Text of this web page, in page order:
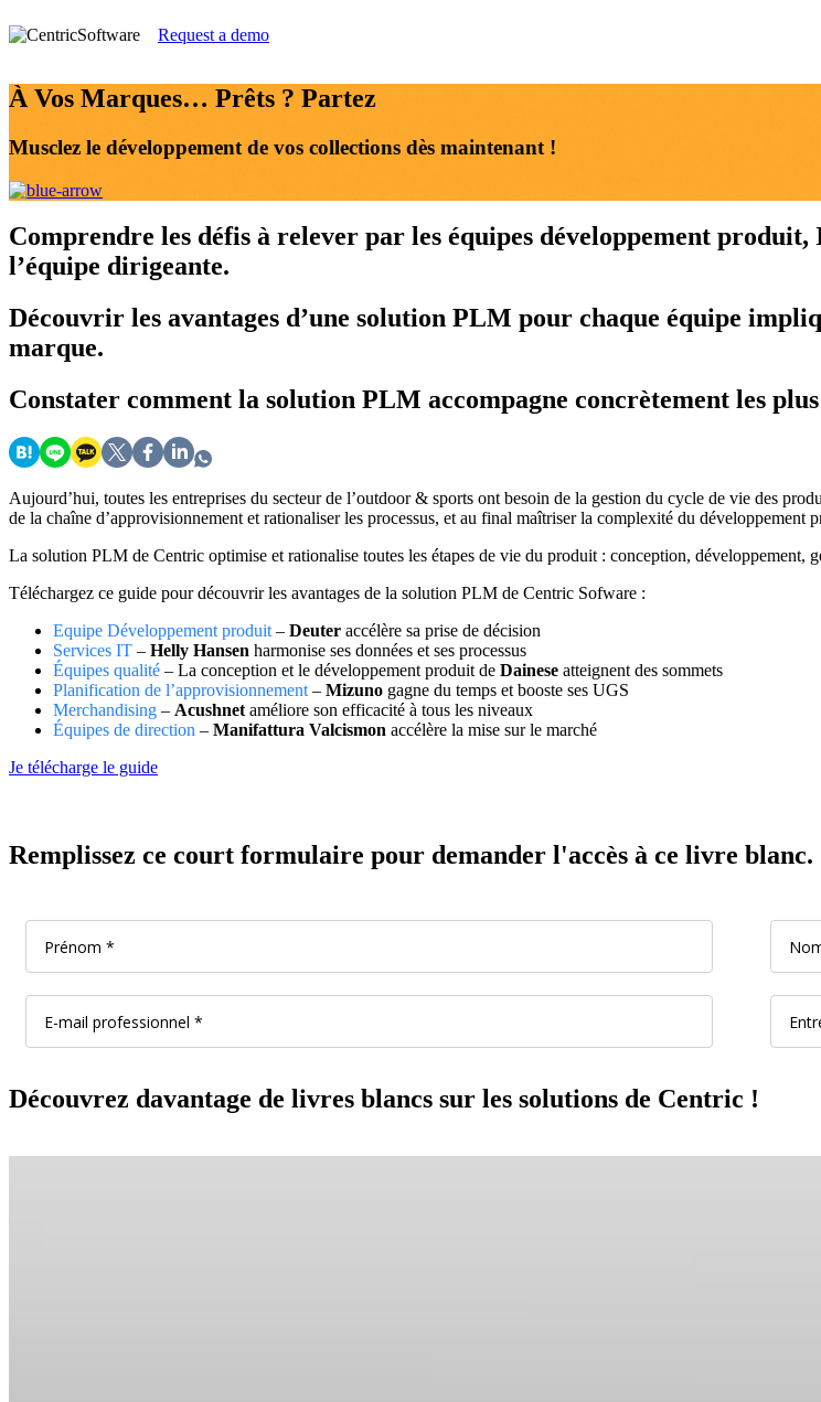
Request a demo
À Vos Marques… Prêts ? Partez
Musclez le développement de vos collections dès maintenant !
Comprendre les défis à relever par les équipes développement
l’équipe dirigeante.
Découvrir les avantages d’une solution PLM pour chaque équipe
marque.
Constater comment la solution PLM accompagne concrètement les
Aujourd’hui, toutes les entreprises du secteur de l’outdoor & sports ont besoin de la gestion du cycle de vie des
de la chaîne d’approvisionnement et rationaliser les processus, et au final maîtriser la complexité du développement
La solution PLM de Centric optimise et rationalise toutes les étapes de vie du produit : conception,
Téléchargez ce guide pour découvrir les avantages de la solution PLM de Centric Sofware :
Equipe Développement produit – Deuter accélère sa prise de décision
Services IT – Helly Hansen harmonise ses données et ses processus
Équipes qualité – La conception et le développement produit de Dainese atteignent des sommets
Planification de l’approvisionnement – Mizuno gagne du temps et booste ses UGS
Merchandising – Acushnet améliore son efficacité à tous les niveaux
Équipes de direction – Manifattura Valcismon accélère la mise sur le marché
Je télécharge le guide
Remplissez ce court formulaire pour demander l'accès à ce livre blanc.
Découvrez davantage de livres blancs sur les solutions de Centric !